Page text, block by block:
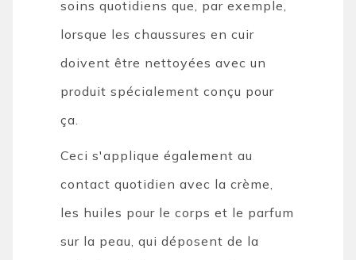
soins quotidiens que, par exemple,
lorsque les chaussures en cuir
doivent être nettoyées avec un
produit spécialement conçu pour
ça.
Ceci s'applique également au
contact quotidien avec la crème,
les huiles pour le corps et le parfum
sur la peau, qui déposent de la